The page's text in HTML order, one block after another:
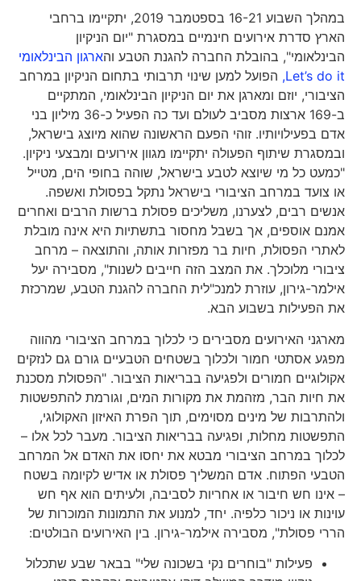
במהלך השבוע 16-21 בספטמבר 2019, יתקיימו ברחבי
הארץ סדרת אירועים חינמיים במסגרת "יום הניקיון
הבינלאומי", בהובלת החברה להגנת הטבע והארגון הבינלאומי
Let’s do it, הפועל למען שינוי תרבותי בתחום הניקיון במרחב
הציבורי, יוזם ומארגן את יום הניקיון הבינלאומי, המתקיים
ב-169 ארצות מסביב לעולם ועד כה הפעיל כ-36 מיליון בני
אדם בפעילויותיו. זוהי הפעם הראשונה שהוא מיוצג בישראל,
ובמסגרת שיתוף הפעולה יתקיימו מגוון אירועים ומבצעי ניקיון.
"כמעט כל מי שיוצא לטבע בישראל, שוהה בחופי הים, מטייל
או צועד במרחב הציבורי בישראל נתקל בפסולת ואשפה.
אנשים רבים, לצערנו, משליכים פסולת ברשות הרבים ואחרים
אמנם אוספים, אך בשבל מחסור בתשתיות היא אינה מובלת
לאתרי הפסולת, חיות בר מפזרות אותה, והתוצאה – מרחב
ציבורי מלוכלך. את המצב הזה חייבים לשנות", מסבירה יעל
אילמר-גירון, עוזרת למנכ"לית החברה להגנת הטבע, שמרכזת
את הפעילות בשבוע הבא.
מארגני האירועים מסבירים כי לכלוך במרחב הציבורי מהווה
מפגע אסתטי חמור ולכלוך בשטחים הטבעיים גורם גם לנזקים
אקולוגיים חמורים ולפגיעה בבריאות הציבור. "הפסולת מסכנת
את חיות הבר, מזהמת את מקורות המים, וגורמת להתפשטות
ולהתרבות של מינים מסוימים, תוך הפרת האיזון האקולוגי,
התפשטות מחלות, ופגיעה בבריאות הציבור. מעבר לכל אלו –
לכלוך במרחב הציבורי מבטא את יחסו את האדם אל המרחב
הטבעי הפתוח. אדם המשליך פסולת או אדיש לקיומה בשטח
– אינו חש חיבור או אחריות לסביבה, ולעיתים הוא אף חש
עוינות או ניכור כלפיה. יחד, למנוע את התמונות המוכרות של
הררי פסולת", מסבירה אילמר-גירון. בין האירועים הבולטים:
פעילות "בוחרים נקי בשכונה שלי" בבאר שבע שתכלול